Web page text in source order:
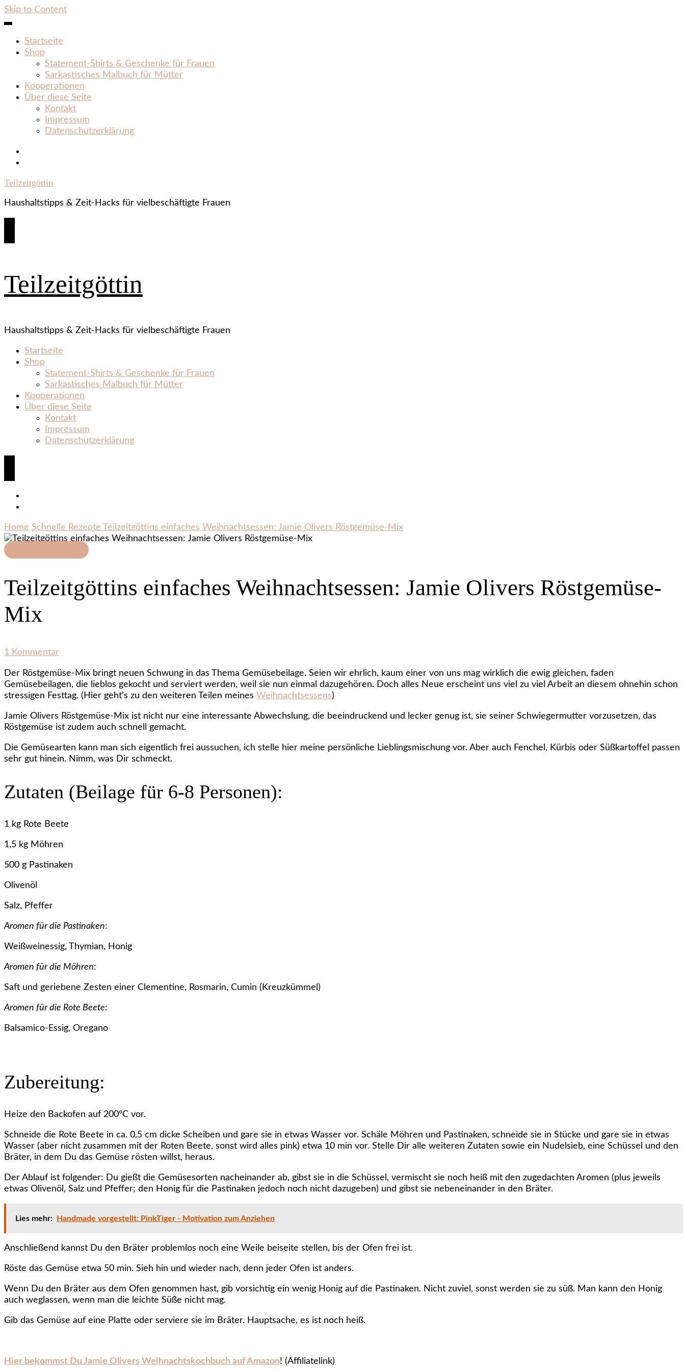
Skip to Content
Startseite
Shop
Statement‑Shirts & Geschenke für Frauen
Sarkastisches Malbuch für Mütter
Kooperationen
Über diese Seite
Kontakt
Impressum
Datenschutzerklärung
Teilzeitgöttin
Haushaltstipps & Zeit‑Hacks für vielbeschäftigte Frauen
Teilzeitgöttin
Haushaltstipps & Zeit‑Hacks für vielbeschäftigte Frauen
Startseite
Shop
Statement‑Shirts & Geschenke für Frauen
Sarkastisches Malbuch für Mütter
Kooperationen
Über diese Seite
Kontakt
Impressum
Datenschutzerklärung
Home Schnelle Rezepte Teilzeitgöttins einfaches Weihnachtsessen: Jamie Olivers Röstgemüse-Mix
Teilzeitgöttins einfaches Weihnachtsessen: Jamie Olivers Röstgemüse-
Mix
1 Kommentarzu
einfaches
Weihnachtsessen:
Jamie
Röstgemüse-
Mix
Der Röstgemüse-Mix bringt neuen Schwung in das Thema Gemüsebeilage. Seien wir ehrlich, kaum einer von uns mag wirklich die ewig gleichen, faden
Gemüsebeilagen, die lieblos gekocht und serviert werden, weil sie nun einmal dazugehören. Doch alles Neue erscheint uns viel zu viel Arbeit an diesem ohnehin schon
stressigen Festtag. (Hier geht’s zu den weiteren Teilen meines Weihnachtsessens)
Jamie Olivers Röstgemüse-Mix ist nicht nur eine interessante Abwechslung, die beeindruckend und lecker genug ist, sie seiner Schwiegermutter vorzusetzen, das
Röstgemüse ist zudem auch schnell gemacht.
Die Gemüsearten kann man sich eigentlich frei aussuchen, ich stelle hier meine persönliche Lieblingsmischung vor. Aber auch Fenchel, Kürbis oder Süßkartoffel passen
sehr gut hinein. Nimm, was Dir schmeckt.
Zutaten (Beilage für 6-8 Personen):
1 kg Rote Beete
1,5 kg Möhren
500 g Pastinaken
Olivenöl
Salz, Pfeffer
Aromen für die Pastinaken:
Weißweinessig, Thymian, Honig
Aromen für die Möhren:
Saft und geriebene Zesten einer Clementine, Rosmarin, Cumin (Kreuzkümmel)
Aromen für die Rote Beete:
Balsamico-Essig, Oregano
Zubereitung:
Heize den Backofen auf 200°C vor.
Schneide die Rote Beete in ca. 0,5 cm dicke Scheiben und gare sie in etwas Wasser vor. Schäle Möhren und Pastinaken, schneide sie in Stücke und gare sie in etwas
Wasser (aber nicht zusammen mit der Roten Beete, sonst wird alles pink) etwa 10 min vor. Stelle Dir alle weiteren Zutaten sowie ein Nudelsieb, eine Schüssel und den
Bräter, in dem Du das Gemüse rösten willst, heraus.
Der Ablauf ist folgender: Du gießt die Gemüsesorten nacheinander ab, gibst sie in die Schüssel, vermischt sie noch heiß mit den zugedachten Aromen (plus jeweils
etwas Olivenöl, Salz und Pfeffer; den Honig für die Pastinaken jedoch noch nicht dazugeben) und gibst sie nebeneinander in den Bräter.
Lies mehr: Handmade vorgestellt: PinkTiger - Motivation zum Anziehen
Anschließend kannst Du den Bräter problemlos noch eine Weile beiseite stellen, bis der Ofen frei ist.
Röste das Gemüse etwa 50 min. Sieh hin und wieder nach, denn jeder Ofen ist anders.
Wenn Du den Bräter aus dem Ofen genommen hast, gib vorsichtig ein wenig Honig auf die Pastinaken. Nicht zuviel, sonst werden sie zu süß. Man kann den Honig
auch weglassen, wenn man die leichte Süße nicht mag.
Gib das Gemüse auf eine Platte oder serviere sie im Bräter. Hauptsache, es ist noch heiß.
Hier bekommst Du Jamie Olivers Weihnachtskochbuch auf Amazon! (Affiliatelink)